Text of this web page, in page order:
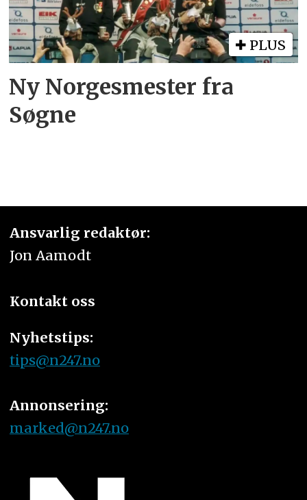
PLUS
Ny Norgesmester fra
Søgne
Ansvarlig redaktør:
Jon Aamodt
Kontakt oss
Nyhetstips:
tips@n247.no
Annonsering:
marked@n247.no